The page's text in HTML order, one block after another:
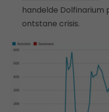
handelde
ontstane crisis.